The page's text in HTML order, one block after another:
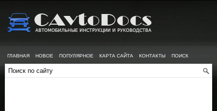
ГЛАВНАЯ НОВОЕ ПОПУЛЯРНОЕ КАРТА САЙТА КОНТАКТЫ ПОИСК